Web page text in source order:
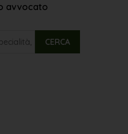
avvocato
CERCA